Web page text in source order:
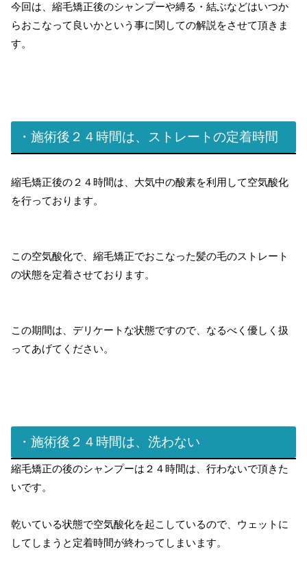
今回は、縮毛矯正後のシャンプーや縛る・結ぶなどはいつか
らおこなって良いかという事に関しての解説をさせて頂きま
す。
・施術後２４時間は、ストレートの定着時間
縮毛矯正後の２４時間は、大気中の酸素を利用して空気酸化
を行っております。
この空気酸化で、縮毛矯正でおこなった髪の毛のストレート
の状態を定着させております。
この期間は、デリケートな状態ですので、なるべく優しく扱
ってあげてください。
・施術後２４時間は、洗わない
縮毛矯正の後のシャンプーは２４時間は、行わないで頂きた
いです。
乾いている状態で空気酸化を起こしているので、ウェットに
してしまうと定着時間が終わってしまいます。